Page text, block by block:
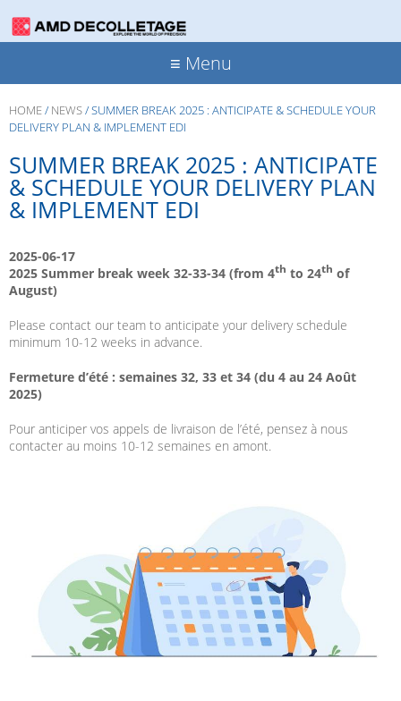
≡ Menu
HOME/NEWS/SUMMER BREAK 2025 : ANTICIPATE & SCHEDULE YOUR
DELIVERY PLAN & IMPLEMENT EDI
SUMMER BREAK 2025 : ANTICIPATE
& SCHEDULE YOUR DELIVERY PLAN
& IMPLEMENT EDI
2025-06-17
2025 Summer break week 32-33-34 (from 4th to 24th of
August)
Please contact our team to anticipate your delivery schedule
minimum 10-12 weeks in advance.
Fermeture d’été : semaines 32, 33 et 34 (du 4 au 24 Août
2025)
Pour anticiper vos appels de livraison de l’été, pensez à nous
contacter au moins 10-12 semaines en amont.